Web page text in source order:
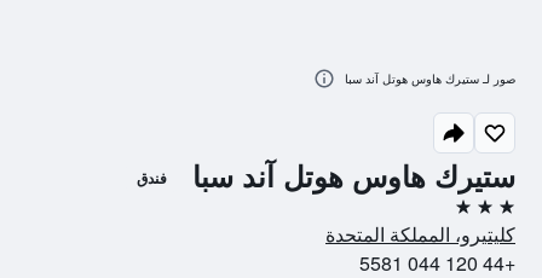
ستيرك هاوس هوتل آند سبا فندق
3 نجوم
كليتيرو، المملكة المتحدة
+44 120 044 5581
صور لـ ستيرك هاوس هوتل آند سبا